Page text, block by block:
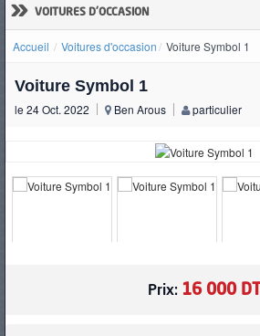
» VOITURES D'OCCASION
Accueil Voitures d'occasion Voiture Symbol 1
Voiture Symbol 1
le 24 Oct. 2022 Ben Arous particulier
Prix: 16 000 DT
D'OCCASION